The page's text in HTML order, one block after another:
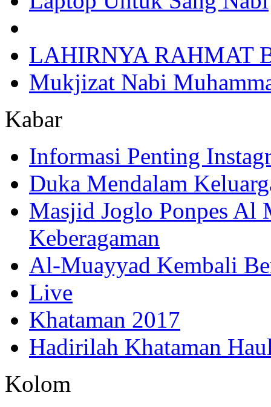
LAHIRNYA RAHMAT
Mukjizat Nabi
Kabar
Informasi Penting
Duka Mendalam
Masjid Joglo Ponpes Al
Keberagaman
Al-Muayyad Kembali
Live
Khataman 2017
Hadirilah Khataman
Kolom